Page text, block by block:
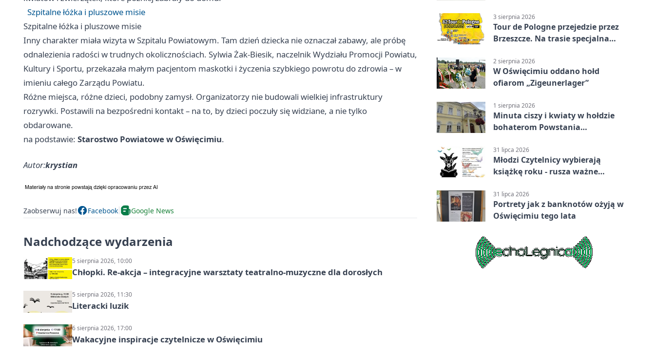
Szpitalne łóżka i pluszowe misie
Szpitalne łóżka i pluszowe misie
Inny charakter miała wizyta w Szpitalu Powiatowym. Tam dzień dziecka nie oznaczał zabawy, ale próbę
odnalezienia radości w trudnych okolicznościach. Sylwia Żak-Biesik, naczelnik Wydziału Promocji Powiatu,
Kultury i Sportu, przekazała małym pacjentom maskotki i życzenia szybkiego powrotu do zdrowia – w
imieniu całego Zarządu Powiatu.
Różne miejsca, różne dzieci, podobny zamysł. Organizatorzy nie budowali wielkiej infrastruktury
rozrywki. Postawili na bezpośredni kontakt – na to, by dzieci poczuły się widziane, a nie tylko
obdarowane.
na podstawie: Starostwo Powiatowe w Oświęcimiu.
Autor:krystian
Zaobserwuj nas! Facebook Google News
Nadchodzące wydarzenia
5 sierpnia 2026, 10:00
Chłopki. Re-akcja – integracyjne warsztaty teatralno-muzyczne dla dorosłych
5 sierpnia 2026, 11:30
Literacki luzik
6 sierpnia 2026, 17:00
Wakacyjne inspiracje czytelnicze w Oświęcimiu
3 sierpnia 2026
Tour de Pologne przejedzie przez
Brzeszcze. Na trasie specjalna
2 sierpnia 2026
W Oświęcimiu oddano hołd
ofiarom „Zigeunerlager”
1 sierpnia 2026
Minuta ciszy i kwiaty w hołdzie
bohaterom Powstania
31 lipca 2026
Młodzi Czytelnicy wybierają
książkę roku - rusza ważne
31 lipca 2026
Portrety jak z banknotów ożyją w
Oświęcimiu tego lata